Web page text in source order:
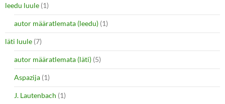
leedu luule (1)
autor määratlemata (leedu) (1)
läti luule (7)
autor määratlemata (läti) (5)
Aspazija (1)
J. Lautenbach (1)